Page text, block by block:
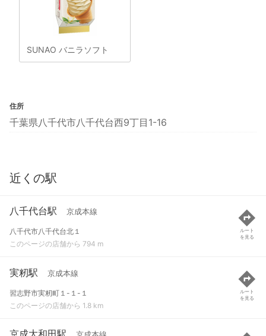
SUNAO バニラソフト
住所
千葉県八千代市八千代台西9丁目1-16
近くの駅
八千代台駅 京成本線
八千代市八千代台北１
このページの店舗から 794 m
ルート
を見る
実籾駅 京成本線
習志野市実籾町１-１-１
このページの店舗から 1.8 km
ルート
を見る
京成大和田駅